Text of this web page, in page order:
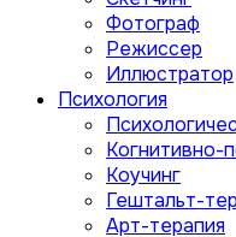
Фотограф
Режиссер
Иллюстратор
Психология
Когнитивно-
Коучинг
Гештальт-
Арт-терапия